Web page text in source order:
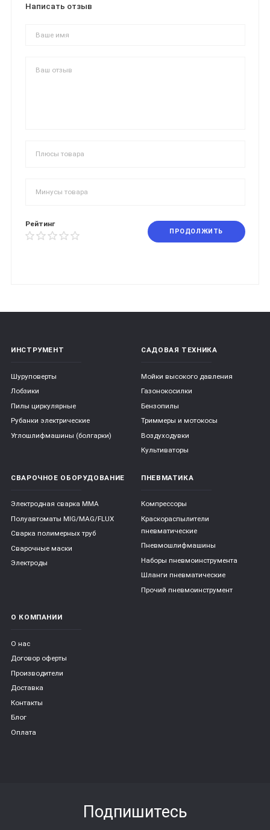
Написать отзыв
Рейтинг
ПРОДОЛЖИТЬ
ИНСТРУМЕНТ
Шуруповерты
Лобзики
Пилы циркулярные
Рубанки электрические
Углошлифмашины (болгарки)
САДОВАЯ ТЕХНИКА
Мойки высокого давления
Газонокосилки
Бензопилы
Триммеры и мотокосы
Воздуходувки
Культиваторы
СВАРОЧНОЕ ОБОРУДОВАНИЕ
Электродная сварка ММА
Полуавтоматы MIG/MAG/FLUX
Сварка полимерных труб
Сварочные маски
Электроды
ПНЕВМАТИКА
Компрессоры
Краскораспылители
пневматические
Пневмошлифмашины
Наборы пневмоинструмента
Шланги пневматические
Прочий пневмоинструмент
О КОМПАНИИ
О нас
Договор оферты
Производители
Доставка
Контакты
Блог
Оплата
Подпишитесь